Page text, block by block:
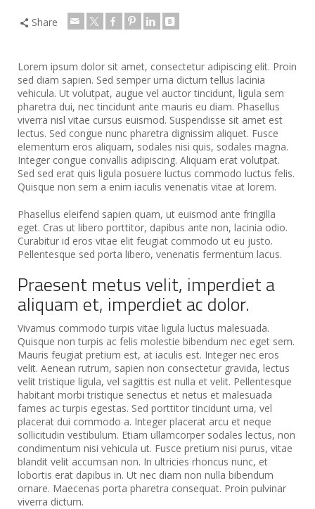
Share
Lorem ipsum dolor sit amet, consectetur adipiscing elit. Proin
sed diam sapien. Sed semper urna dictum tellus lacinia
vehicula. Ut volutpat, augue vel auctor tincidunt, ligula sem
pharetra dui, nec tincidunt ante mauris eu diam. Phasellus
viverra nisl vitae cursus euismod. Suspendisse sit amet est
lectus. Sed congue nunc pharetra dignissim aliquet. Fusce
elementum eros aliquam, sodales nisi quis, sodales magna.
Integer congue convallis adipiscing. Aliquam erat volutpat.
Sed sed erat quis ligula posuere luctus commodo luctus felis.
Quisque non sem a enim iaculis venenatis vitae at lorem.
Phasellus eleifend sapien quam, ut euismod ante fringilla
eget. Cras ut libero porttitor, dapibus ante non, lacinia odio.
Curabitur id eros vitae elit feugiat commodo ut eu justo.
Pellentesque sed porta libero, venenatis fermentum lacus.
Praesent metus velit, imperdiet a
aliquam et, imperdiet ac dolor.
Vivamus commodo turpis vitae ligula luctus malesuada.
Quisque non turpis ac felis molestie bibendum nec eget sem.
Mauris feugiat pretium est, at iaculis est. Integer nec eros
velit. Aenean rutrum, sapien non consectetur gravida, lectus
velit tristique ligula, vel sagittis est nulla et velit. Pellentesque
habitant morbi tristique senectus et netus et malesuada
fames ac turpis egestas. Sed porttitor tincidunt urna, vel
placerat dui commodo a. Integer placerat arcu et neque
sollicitudin vestibulum. Etiam ullamcorper sodales lectus, non
condimentum nisi vehicula ut. Fusce pretium nisi purus, vitae
blandit velit accumsan non. In ultricies rhoncus nunc, et
lobortis erat dapibus in. Ut nec diam non nulla bibendum
ornare. Maecenas porta pharetra consequat. Proin pulvinar
viverra dictum.